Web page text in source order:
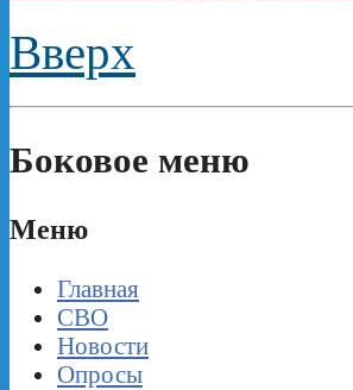
Вверх
Боковое меню
Меню
Главная
СВО
Новости
Опросы